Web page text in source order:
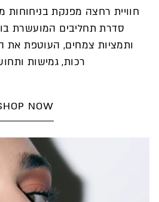
חוויית רחצה מפנקת בניחוחות
סדרת תחליבים המועשרת
ותמציות צמחים, העוטפת את
רכות, גמישות
NOW